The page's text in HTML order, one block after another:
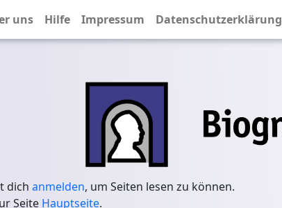
uns Hilfe Impressum Datenschutzerklärung
dich anmelden, um Seiten lesen zu können.
Seite Hauptseite.